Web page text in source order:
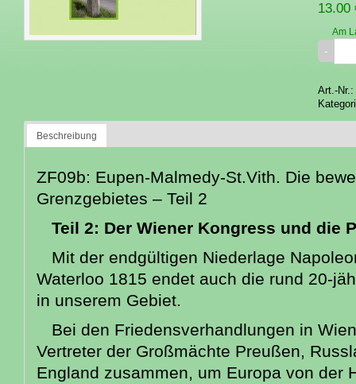
13.00
Am
Art.-Nr.:
Beschreibung
ZF09b: Eupen-Malmedy-St.Vith. Die
Grenzgebietes – Teil 2
Teil 2: Der Wiener Kongress und
Mit der endgültigen Niederlage
Waterloo 1815 endet auch die rund 20-
in unserem Gebiet.
Bei den Friedensverhandlungen in
Vertreter der Großmächte Preußen,
England zusammen, um Europa von der